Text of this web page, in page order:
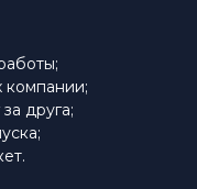
компании;
друга;